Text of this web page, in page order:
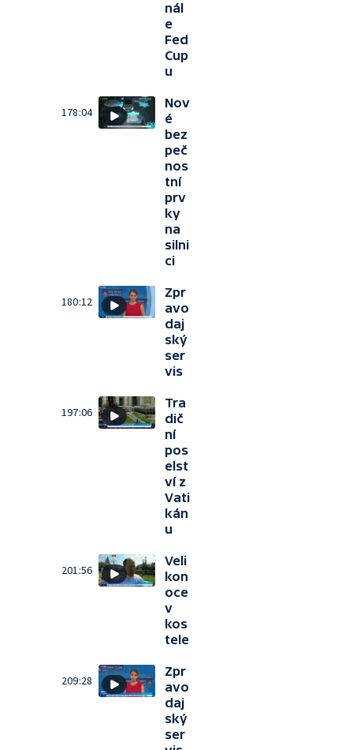
nál
e
Fed
Cup
u
178:04
Nov
é
bez
peč
nos
tní
prv
ky
na
silni
ci
180:12
Zpr
avo
daj
ský
ser
vis
197:06
Tra
dič
ní
pos
elst
ví z
Vati
kán
u
201:56
Veli
kon
oce
v
kos
tele
209:28
Zpr
avo
daj
ský
ser